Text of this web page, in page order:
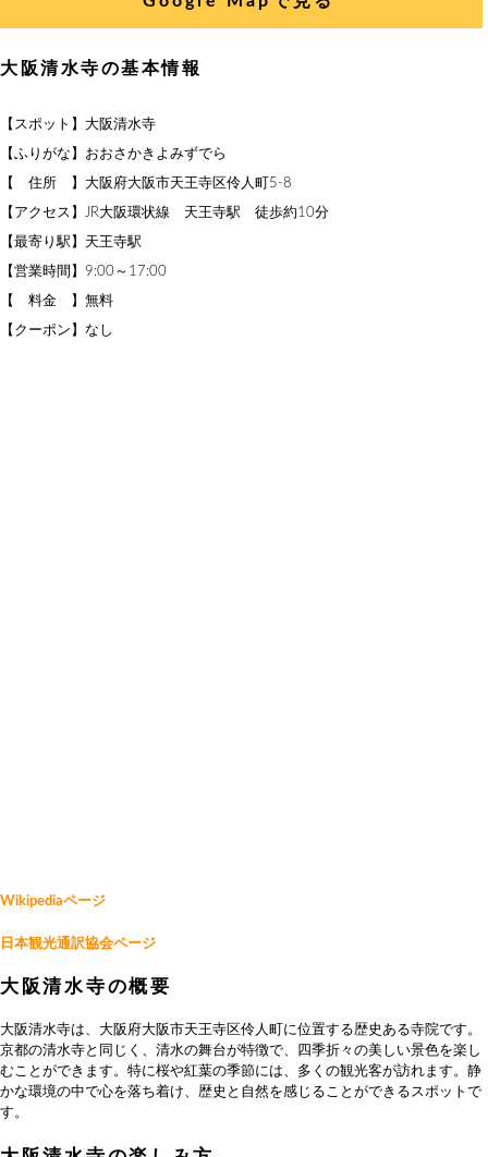
大阪清水寺の基本情報
【スポット】大阪清水寺
【ふりがな】おおさかきよみずでら
【 住所 】大阪府大阪市天王寺区伶人町5-8
【アクセス】JR大阪環状線 天王寺駅 徒歩約10分
【最寄り駅】天王寺駅
【営業時間】9:00～17:00
【 料金 】無料
【クーポン】なし
Wikipediaページ
日本観光通訳協会ページ
大阪清水寺の概要
大阪清水寺は、大阪府大阪市天王寺区伶人町に位置する歴史ある寺院です。
京都の清水寺と同じく、清水の舞台が特徴で、四季折々の美しい景色を楽し
むことができます。特に桜や紅葉の季節には、多くの観光客が訪れます。静
かな環境の中で心を落ち着け、歴史と自然を感じることができるスポットで
す。